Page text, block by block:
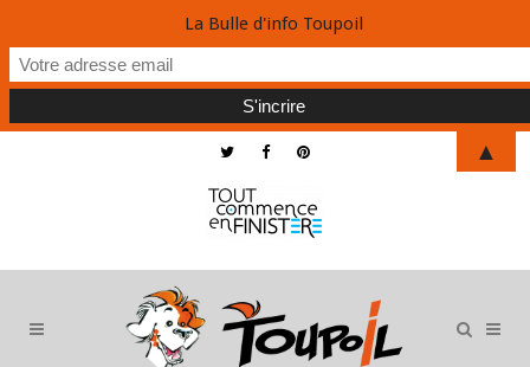
La Bulle d'info Toupoil
▲